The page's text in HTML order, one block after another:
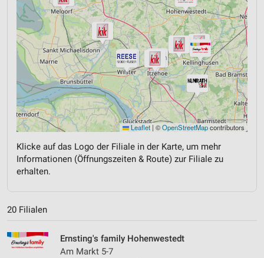
Leaflet | ©OpenStreetMapcontributors
Klicke auf das Logo der Filiale in der Karte, um mehr
Informationen (Öffnungszeiten & Route) zur Filiale zu
erhalten.
20 Filialen
Ernsting's family Hohenwestedt
Am Markt 5-7